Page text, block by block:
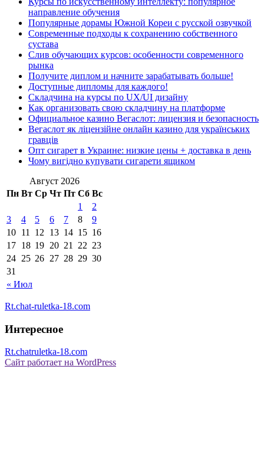
направление обучения
Популярные дорамы Южной Кореи с русской озвучкой
Современные подходы к сохранению собственного
сустава
Слив обучающих курсов: особенности современного
рынка
Получите диплом и начните зарабатывать больше!
Доступные дипломы для каждого!
Складчина на курсы по UX/UI дизайну
Как организовать свою складчину на платформе
Официальное казино Вегаслот: лицензия и безопасность
Вегаслот як ліцензійне онлайн казино для українських
гравців
Опт сигарет в Украине: низкие цены + доставка в день
Чому вигідно купувати сигарети ящиком
Август 2026
Пн Вт Ср Чт Пт Сб Вс
« Июл
1
2
3
4 5 6 7 8
9
10 11 12 13 14 15 16
17 18 19 20 21 22 23
24 25 26 27 28 29 30
31
Rt.chat-ruletka-18.com
Интересное
Rt.chatruletka-18.com
Сайт работает на WordPress